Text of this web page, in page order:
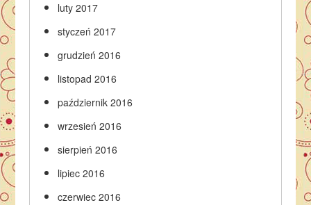
luty 2017
styczeń 2017
grudzień 2016
listopad 2016
październik 2016
wrzesień 2016
sierpień 2016
lipiec 2016
czerwiec 2016